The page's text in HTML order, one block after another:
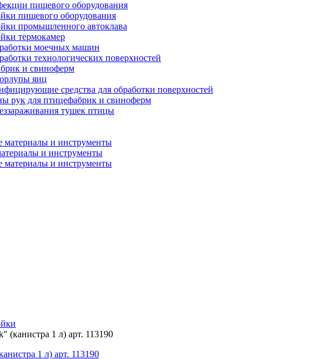
пищевого оборудования
пищевого оборудования
промышленного автоклава
термокамер
моечных машин
технологических поверхностей
и свиноферм
яиц
средства для обработки поверхностей
рук для птицефабрик и свиноферм
тушек птицы
и инструменты
(канистра 1 л) арт. 113190